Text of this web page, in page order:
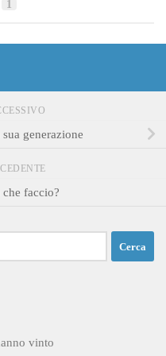
1
generazione
che faccio?
vinto